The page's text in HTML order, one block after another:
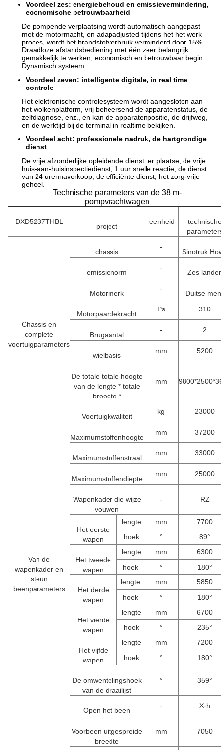
Voordeel zes: energiebehoud en emissievermindering,
economische betrouwbaarheid
De pompende verplaatsing wordt automatisch aangepast
met de motormacht, en adapadjusted tijdens het het werk
proces, wordt het brandstofverbruik verminderd door 15%.
Draadloze afstandsbediening met één zeer belangrijk
gemakkelijk te werken, economisch en betrouwbaar begin
Dynamisch systeem.
Voordeel zeven: intelligente digitale, in real time
controle
Het elektronische controlesysteem wordt aangesloten aan
het wolkenplatform, vrij beheersend de apparatenstatus, de
zelfdiagnose, enz., en kan de apparatenpositie, de drijfweg,
en de werktijd bij de terminal in realtime bekijken.
Voordeel acht: professionele nadruk, de hartgrondige
dienst
De vrije afzonderlijke opleidende dienst ter plaatse, de vrije
huis-aan-huisinspectiedienst, 1 uur snelle reactie, de dienst
van 24 urennaverkoop, de efficiënte dienst, het zorg-vrije
geheel.
Technische parameters van de 38 m-
pompvrachtwagen
DXD5237THBL
project
eenheid
technische
Chassis en
complete
voertuigparameters
chassis
-
Sinotruk
emissienorm
-
Zes
Motormerk
-
Duitse
Motorpaardekracht
Ps 310
Brugaantal
- 2
wielbasis
mm 5200
De totale totale hoogte
van de lengte * totale
breedte *
mm
Voertuigkwaliteit
kg 23000
Van de
wapenkader en
steun
beenparameters
Maximumstoffenhoogte
mm 37200
Maximumstoffenstraal
mm 33000
Maximumstoffendiepte
mm 25000
Wapenkader die wijze
vouwen
- RZ
Het eerste
wapen
lengte mm
7700
hoek
° 89°
Het tweede
wapen
lengte mm
6300
hoek
° 180°
Het derde
wapen
lengte mm
5850
hoek
° 180°
Het vierde
wapen
lengte mm
6700
hoek
° 235°
Het vijfde
wapen
lengte mm
7200
hoek
° 180°
De omwentelingshoek
van de draailijst
° 359°
Open het been
- X-h
Voorbeen uitgespreide
breedte
mm 7050